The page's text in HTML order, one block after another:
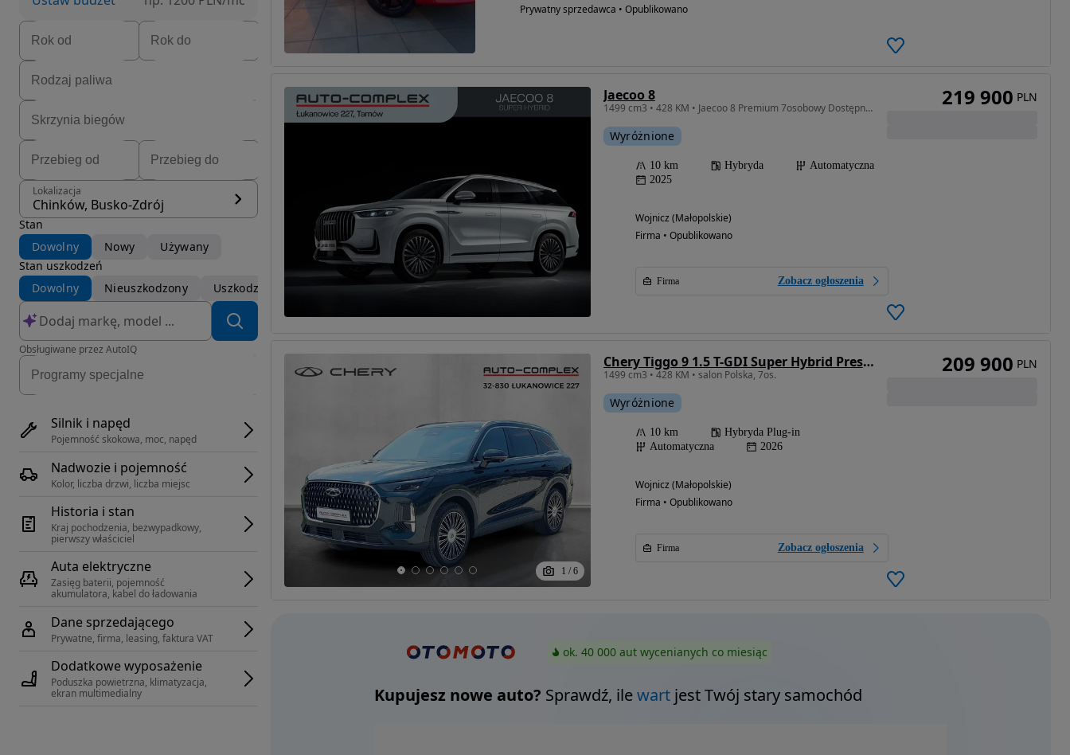
Lokalizacja
Chinków, Busko-Zdrój
Stan
Dowolny
Nowy
Używany
Stan uszkodzeń
Dowolny
Nieuszkodzony Uszkodzony
Obsługiwane przez AutoIQ
Silnik i napęd
Pojemność skokowa, moc, napęd
Nadwozie i pojemność
Kolor, liczba drzwi, liczba miejsc
Historia i stan
Kraj pochodzenia, bezwypadkowy,
pierwszy właściciel
Auta elektryczne
Zasięg baterii, pojemność
akumulatora, kabel do ładowania
Dane sprzedającego
Prywatne, firma, leasing, faktura VAT
Dodatkowe wyposażenie
Poduszka powietrzna, klimatyzacja,
ekran multimedialny
Prywatny sprzedawca • Opublikowano
Jaecoo 8
1499 cm3 • 428 KM • Jaecoo 8 Premium 7osobowy Dostępny od ręki.
Wyróżnione
10 km Hybryda
Automatyczna
2025
Wojnicz (Małopolskie)
Firma • Opublikowano
Firma Zobacz ogłoszenia
219 900 PLN
1 / 6
Chery Tiggo 9 1.5 T-GDI Super Hybrid Prestige 3DHT
1499 cm3 • 428 KM • salon Polska, 7os.
Wyróżnione
10 km
Hybryda Plug-in
Automatyczna
2026
Wojnicz (Małopolskie)
Firma • Opublikowano
Firma Zobacz ogłoszenia
209 900 PLN
ok. 40 000 aut wycenianych co miesiąc
Kupujesz nowe auto? Sprawdź, ilewartjest Twój stary samochód